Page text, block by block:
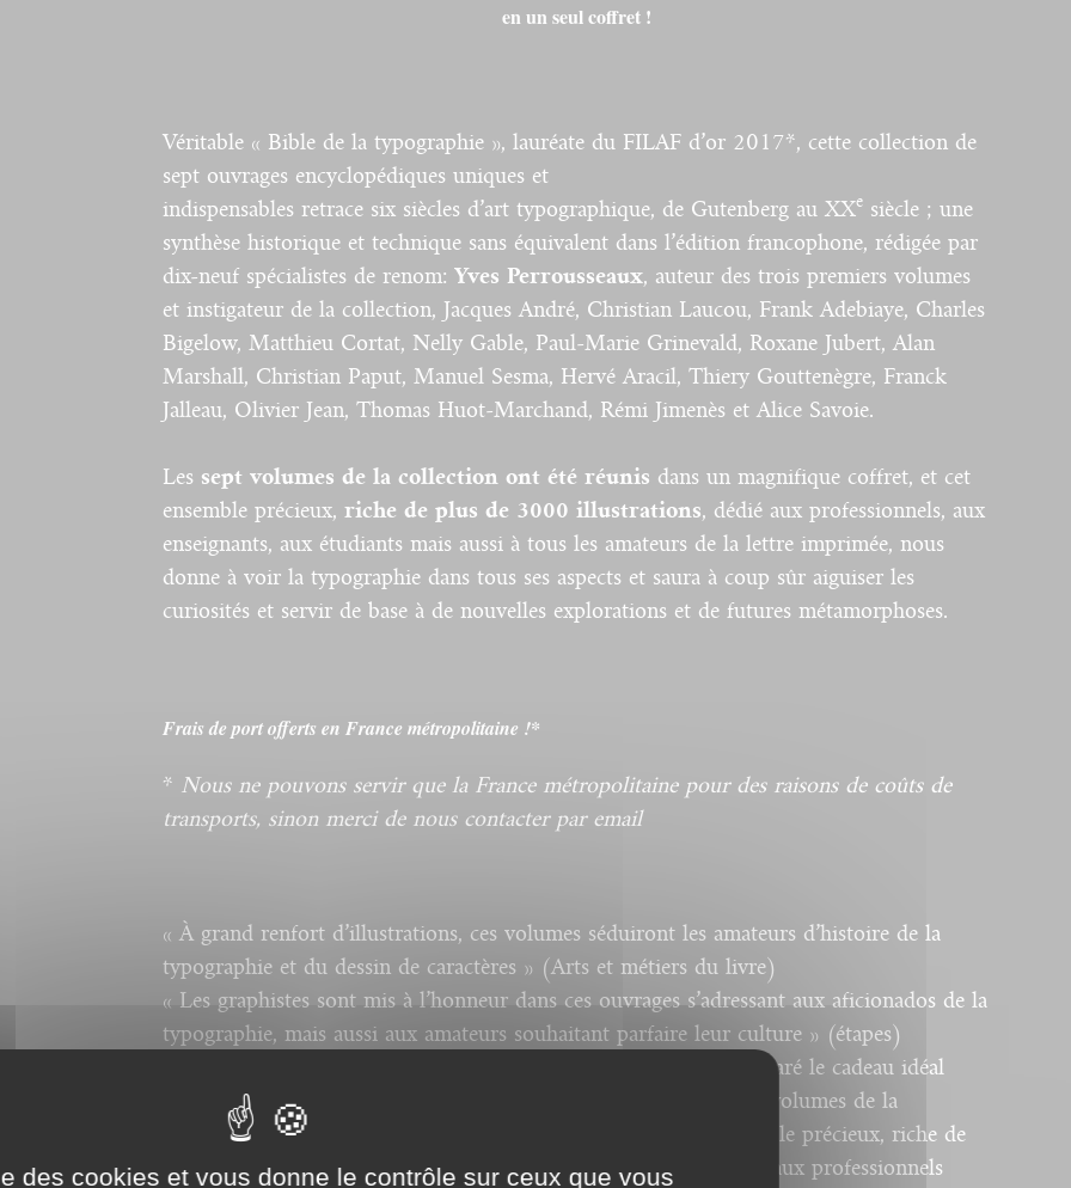
en un seul coffret !
Véritable « Bible de la typographie », lauréate du FILAF d’or 2017*, cette collection de
sept ouvrages encyclopédiques uniques et
indispensables retrace six siècles d’art typographique, de Gutenberg au XXesiècle ; une
synthèse historique et technique sans équivalent dans l’édition francophone, rédigée par
dix-neuf spécialistes de renom: Yves Perrousseaux, auteur des trois premiers volumes
et instigateur de la collection, Jacques André, Christian Laucou, Frank Adebiaye, Charles
Bigelow, Matthieu Cortat, Nelly Gable, Paul-Marie Grinevald, Roxane Jubert, Alan
Marshall, Christian Paput, Manuel Sesma, Hervé Aracil, Thiery Gouttenègre, Franck
Jalleau, Olivier Jean, Thomas Huot-Marchand, Rémi Jimenès et Alice Savoie.
Les sept volumes de la collection ont été réunis dans un magnifique coffret, et cet
ensemble précieux, riche de plus de 3000 illustrations, dédié aux professionnels, aux
enseignants, aux étudiants mais aussi à tous les amateurs de la lettre imprimée, nous
donne à voir la typographie dans tous ses aspects et saura à coup sûr aiguiser les
curiosités et servir de base à de nouvelles explorations et de futures métamorphoses.
Frais de port offerts en France métropolitaine !*
* Nous ne pouvons servir que la France métropolitaine pour des raisons de coûts de
transports, sinon merci de nous contacter par email
« À grand renfort d’illustrations, ces volumes séduiront les amateurs d’histoire de la
typographie et du dessin de caractères » (Arts et métiers du livre)
« Les graphistes sont mis à l’honneur dans ces ouvrages s’adressant aux aficionados de la
typographie, mais aussi aux amateurs souhaitant parfaire leur culture » (étapes)
« Les éditions Adverbum (Atelier Perrousseaux Éditeur) ont préparé le cadeau idéal
pour les amateurs de graphisme et de belles lettres (...). Les sept volumes de la
collection ont été réunis dans un magnifique coffret et cet ensemble précieux, riche de
plus de 3 000 illustrations, dédié aux enseignants, aux étudiants, aux professionnels
des cookies et vous donne le contrôle sur ceux que vous